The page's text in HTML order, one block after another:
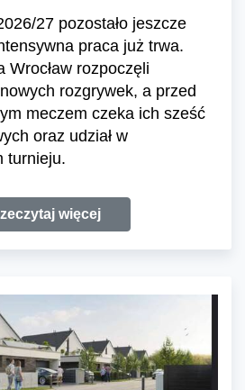
27 pozostało jeszcze
praca już trwa.
Wrocław rozpoczęli
rozgrywek, a przed
meczem czeka ich sześć
oraz udział w
turnieju.
więcej